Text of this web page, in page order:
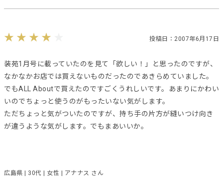
投稿日：2007年6月17日
装苑1月号に載っていたのを見て「欲しい！」と思ったのですが、
なかなかお店では買えないものだったのであきらめていました。
でもALL Aboutで買えたのですごくうれしいです。あまりにかわい
いのでちょっと使うのがもったいない気がします。
ただちょっと気がついたのですが、持ち手の片方が縫いつけ向き
が違うような気がします。でもまあいいか。
広島県 | 30代 | 女性 | アナナス さん